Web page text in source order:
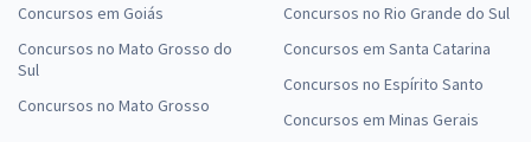
Concursos em Goiás
Concursos no Mato Grosso do
Sul
Concursos no Mato Grosso
Concursos no Rio Grande do Sul
Concursos em Santa Catarina
Concursos no Espírito Santo
Concursos em Minas Gerais